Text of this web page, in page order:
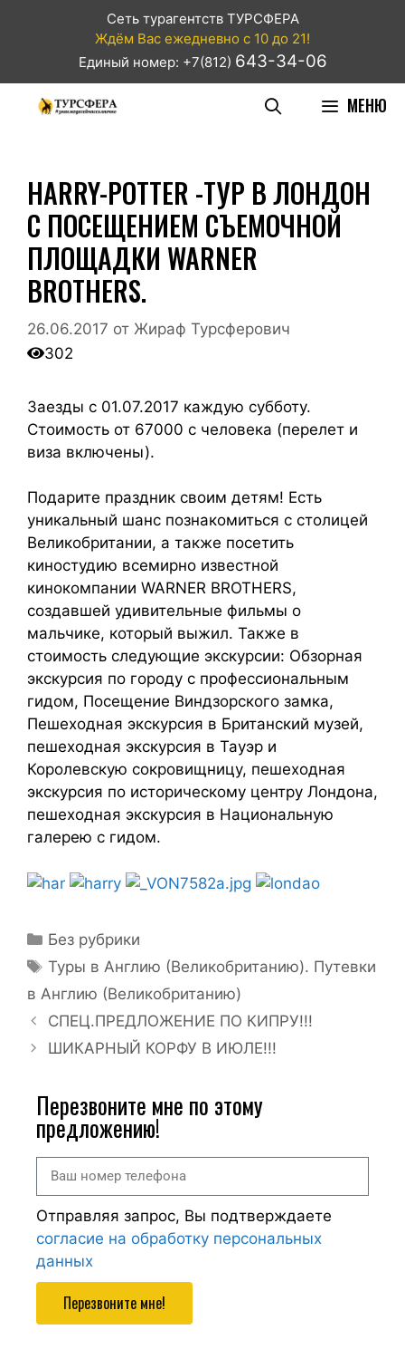
Сеть турагентств ТУРСФЕРА
Ждём Вас ежедневно с 10 до 21!
Единый номер: +7(812) 643-34-06
МЕНЮ
HARRY-POTTER -ТУР В ЛОНДОН
С ПОСЕЩЕНИЕМ СЪЕМОЧНОЙ
ПЛОЩАДКИ WARNER
BROTHERS.
26.06.2017 от Жираф Турсферович
302
Заезды с 01.07.2017 каждую субботу.
Стоимость от 67000 с человека (перелет и
виза включены).
Подарите праздник своим детям! Есть
уникальный шанс познакомиться с столицей
Великобритании, а также посетить
киностудию всемирно известной
кинокомпании WARNER BROTHERS,
создавшей удивительные фильмы о
мальчике, который выжил. Также в
стоимость следующие экскурсии: Обзорная
экскурсия по городу с профессиональным
гидом, Посещение Виндзорского замка,
Пешеходная экскурсия в Британский музей,
пешеходная экскурсия в Тауэр и
Королевскую сокровищницу, пешеходная
экскурсия по историческому центру Лондона,
пешеходная экскурсия в Национальную
галерею с гидом.
Без рубрики
Туры в Англию (Великобританию). Путевки
в Англию (Великобританию)
СПЕЦ.ПРЕДЛОЖЕНИЕ ПО КИПРУ!!!
ШИКАРНЫЙ КОРФУ В ИЮЛЕ!!!
Перезвоните мне по этому
предложению!
Отправляя запрос, Вы подтверждаете
согласие на обработку персональных
данных
Перезвоните мне!